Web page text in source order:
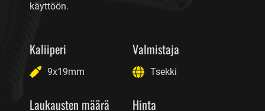
käyttöön.
Kaliiperi
9x19mm
Valmistaja
Tsekki
Laukausten määrä Hinta